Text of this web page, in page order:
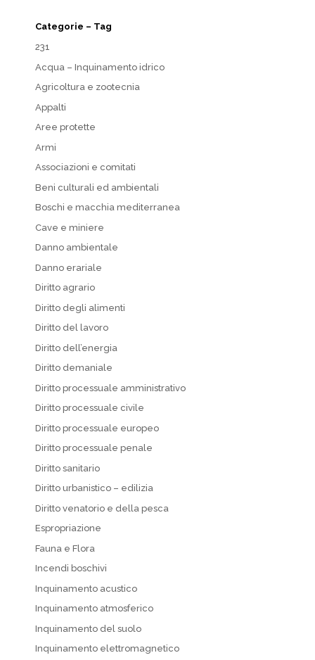
Categorie – Tag
231
Acqua – Inquinamento idrico
Agricoltura e zootecnia
Appalti
Aree protette
Armi
Associazioni e comitati
Beni culturali ed ambientali
Boschi e macchia mediterranea
Cave e miniere
Danno ambientale
Danno erariale
Diritto agrario
Diritto degli alimenti
Diritto del lavoro
Diritto dell’energia
Diritto demaniale
Diritto processuale amministrativo
Diritto processuale civile
Diritto processuale europeo
Diritto processuale penale
Diritto sanitario
Diritto urbanistico – edilizia
Diritto venatorio e della pesca
Espropriazione
Fauna e Flora
Incendi boschivi
Inquinamento acustico
Inquinamento atmosferico
Inquinamento del suolo
Inquinamento elettromagnetico